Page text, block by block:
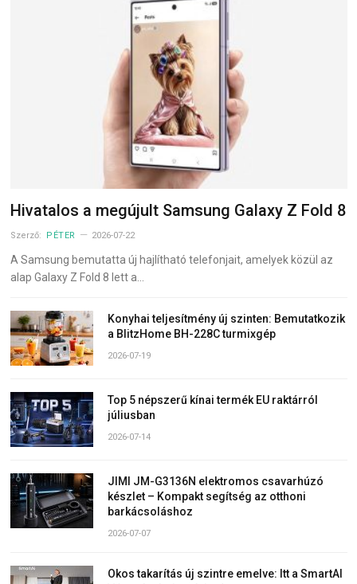
Hivatalos a megújult Samsung Galaxy Z Fold 8
Szerző: PÉTER 2026-07-22
A Samsung bemutatta új hajlítható telefonjait, amelyek közül az
alap Galaxy Z Fold 8 lett a…
Konyhai teljesítmény új szinten: Bemutatkozik
a BlitzHome BH-228C turmixgép
2026-07-19
Top 5 népszerű kínai termék EU raktárról
júliusban
2026-07-14
JIMI JM-G3136N elektromos csavarhúzó
készlet – Kompakt segítség az otthoni
barkácsoláshoz
2026-07-07
Okos takarítás új szintre emelve: Itt a SmartAI